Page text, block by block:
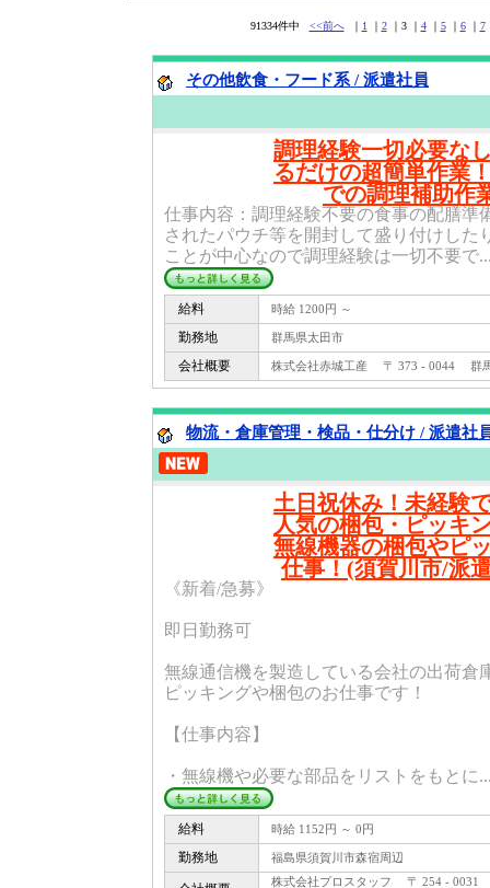
91334件中 <<前へ｜ 1 ｜ 2｜3 ｜ 4｜ 5｜ 6｜ 7
その他飲食・フード系 / 派遣社員
調理経験一切必要な
るだけの超簡単作業
での調理補助作
仕事内容：調理経験不要の食事の配膳準
されたパウチ等を開封して盛り付けした
ことが中心なので調理経験は一切不要で
給料 時給 1200円 ～
勤務地 群馬県太田市
会社概要 株式会社赤城工産 〒 373 - 0044 群馬
物流・倉庫管理・検品・仕分け / 派遣社
土日祝休み！未経験
人気の梱包・ピッキ
無線機器の梱包やピ
仕事！(須賀川市/派
《新着/急募》
即日勤務可
無線通信機を製造している会社の出荷倉
ピッキングや梱包のお仕事です！
【仕事内容】
・無線機や必要な部品をリストをもとに
給料 時給 1152円 ～ 0円
勤務地 福島県須賀川市森宿周辺
株式会社プロスタッフ 〒 254 - 0031